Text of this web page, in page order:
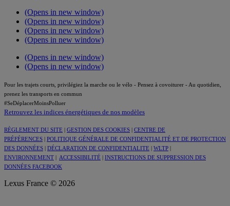
(Opens in new window)
(Opens in new window)
(Opens in new window)
(Opens in new window)
(Opens in new window)
(Opens in new window)
Pour les trajets courts, privilégiez la marche ou le vélo - Pensez à covoiturer - Au quotidien,
prenez les transports en commun
#SeDéplacerMoinsPolluer
Retrouvez les indices énergétiques de nos modèles
RÈGLEMENT DU SITE | GESTION DES COOKIES | CENTRE DE
PRÉFÉRENCES | POLITIQUE GÉNÉRALE DE CONFIDENTIALITÉ ET DE PROTECTION
DES DONNÉES | DÉCLARATION DE CONFIDENTIALITE | WLTP |
ENVIRONNEMENT | ACCESSIBILITÉ | INSTRUCTIONS DE SUPPRESSION DES
DONNÉES FACEBOOK
Lexus France © 2026